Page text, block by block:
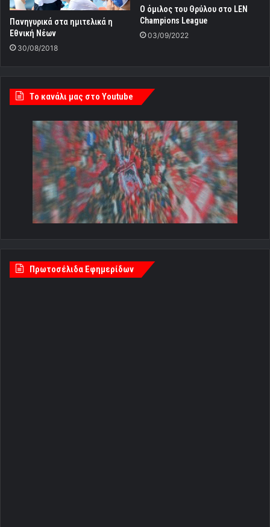
Πανηγυρικά στα ημιτελικά η
Εθνική Νέων
30/08/2018
Ο όμιλος του Θρύλου στο LEN
Champions League
03/09/2022
Tο κανάλι μας στο Youtube
Πρωτοσέλιδα Εφημερίδων